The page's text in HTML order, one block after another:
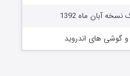
آبان ماه 1392
و گوشی های اندروید